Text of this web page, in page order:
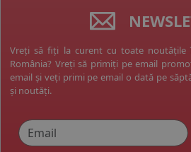
Vreți să fiți la curent cu toate noutățile
România? Vreți să primiți pe email
email și veți primi pe email o dată pe
și noutăți.